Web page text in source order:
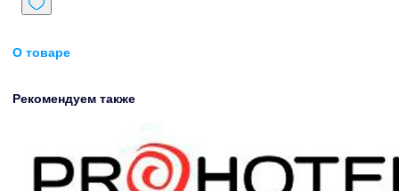
О товаре
Рекомендуем также